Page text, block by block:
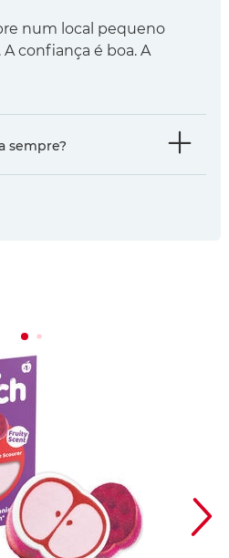
num local pequeno
confiança é boa. A
sempre?